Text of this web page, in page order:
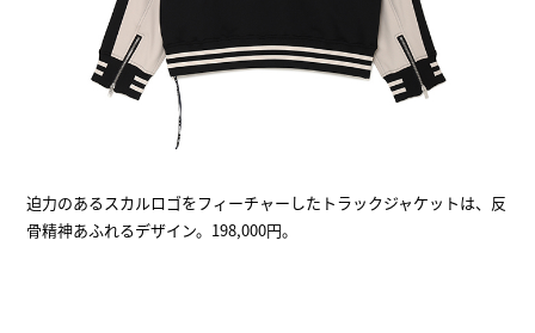
迫力のあるスカルロゴをフィーチャーしたトラックジャケットは、反
骨精神あふれるデザイン。198,000円。